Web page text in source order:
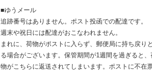
■ゆうメール
追跡番号はありません。ポスト投函での配達です。
週末や祝日には配達がおこなわれません。
まれに、荷物がポストに入らず、郵便局に持ち戻り
る場合がございます。保管期間が1週間を過ぎると、
物がこちらに返送されてしまいます。ポストに不在